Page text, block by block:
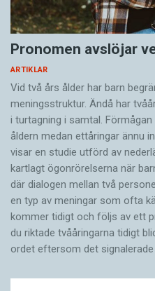
Pronomen avslöjar
ARTIKLAR
Vid två års ålder har barn
meningsstruktur. Ändå har
i turtagning i samtal.
åldern medan ettåringar ännu
visar en studie utförd av
kartlagt ögonrörelserna när
där dialogen mellan två
en typ av meningar som ofta
kommer tidigt och följs av ett
du riktade tvååringarna tidigt
ordet eftersom det